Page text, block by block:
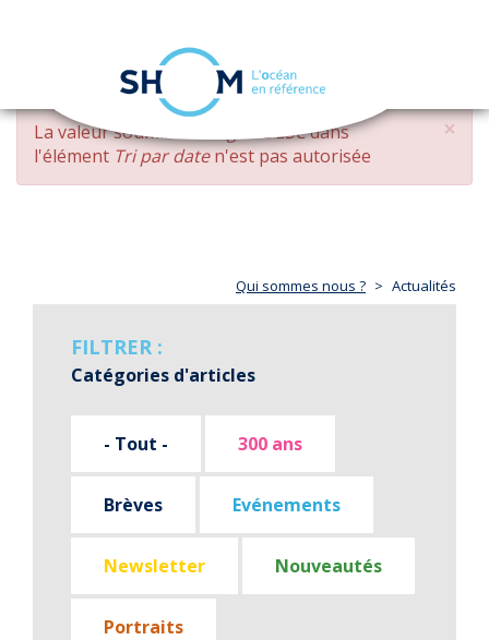
Aller
contenu
principal
navigation
×
MESSAGE
D'ERREUR
La valeur soumise changed DESCdans
l'élément Tri par daten'est pas autorisée
Qui sommes nous ? Actualités
FILTRER :
Catégories d'articles
- Tout - 300 ans
Brèves Evénements
Newsletter Nouveautés
Portraits